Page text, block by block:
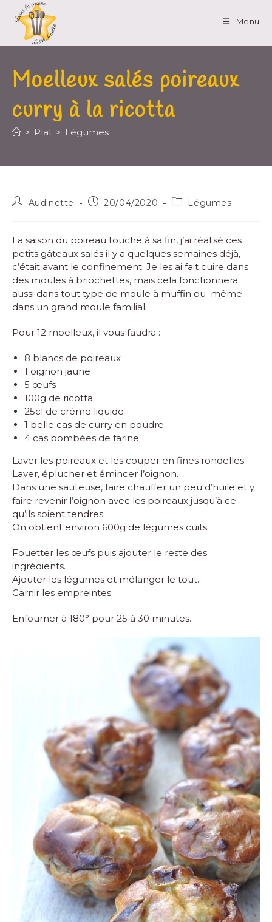
Menu
Moelleux salés poireaux
curry à la ricotta
> Plat > Légumes
Audinette 20/04/2020 Légumes
La saison du poireau touche à sa fin, j’ai réalisé ces
petits gâteaux salés il y a quelques semaines déjà,
c’était avant le confinement. Je les ai fait cuire dans
des moules à briochettes, mais cela fonctionnera
aussi dans tout type de moule à muffin ou même
dans un grand moule familial.
Pour 12 moelleux, il vous faudra :
8 blancs de poireaux
1 oignon jaune
5 œufs
100g de ricotta
25cl de crème liquide
1 belle cas de curry en poudre
4 cas bombées de farine
Laver les poireaux et les couper en fines rondelles.
Laver, éplucher et émincer l’oignon.
Dans une sauteuse, faire chauffer un peu d’huile et y
faire revenir l’oignon avec les poireaux jusqu’à ce
qu’ils soient tendres.
On obtient environ 600g de légumes cuits.
Fouetter les œufs puis ajouter le reste des
ingrédients.
Ajouter les légumes et mélanger le tout.
Garnir les empreintes.
Enfourner à 180° pour 25 à 30 minutes.